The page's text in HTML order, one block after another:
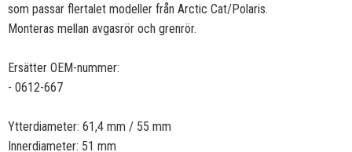
som passar flertalet modeller från Arctic Cat/Polaris.
Monteras mellan avgasrör och grenrör.
Ersätter OEM-nummer:
- 0612-667
Ytterdiameter: 61,4 mm / 55 mm
Innerdiameter: 51 mm